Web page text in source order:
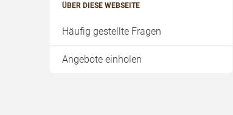
ÜBER DIESE WEBSEITE
Häufig gestellte Fragen
Angebote einholen